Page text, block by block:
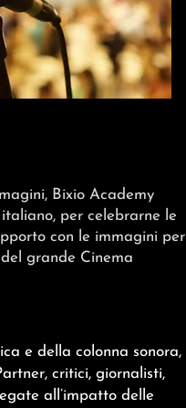
Bixio Academy
per celebrarne le
con le immagini per
grande Cinema
e della colonna sonora,
critici, giornalisti,
all’impatto delle